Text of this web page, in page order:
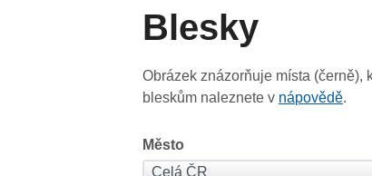
Blesky
Obrázek znázorňuje místa (černě),
bleskům naleznete v nápovědě.
Město